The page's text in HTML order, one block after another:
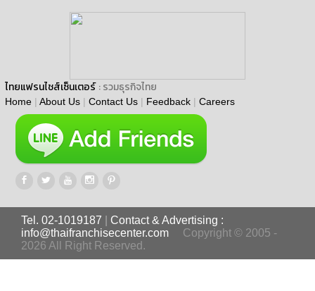
ไทยแฟรนไชส์เซ็นเตอร์ : รวมธุรกิจไทย
Home | About Us | Contact Us | Feedback | Careers
Tel. 02-1019187
Contact & Advertising :
info@thaifranchisecenter.com
Copyright © 2005 -
2026 All Right Reserved.